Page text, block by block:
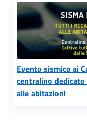
Evento sismico ai
centralino
alle abitazioni